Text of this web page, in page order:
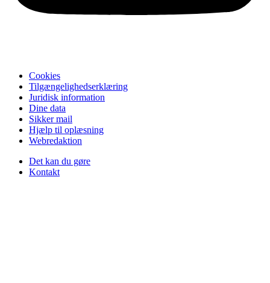
Cookies
Tilgængelighedserklæring
Juridisk information
Dine data
Sikker mail
Hjælp til oplæsning
Webredaktion
Det kan du gøre
Kontakt